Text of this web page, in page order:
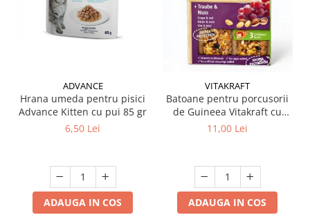
ADVANCE
Hrana umeda pentru pisici
Advance Kitten cu pui 85 gr
6,50 Lei
ADAUGA IN COS
VITAKRAFT
Batoane pentru porcusorii
de Guineea Vitakraft cu
struguri & nuci 2 buc
11,00 Lei
ADAUGA IN COS